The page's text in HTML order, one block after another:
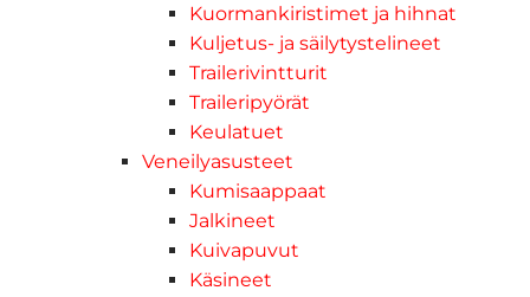
Kuormankiristimet ja hihnat
Kuljetus- ja säilytystelineet
Trailerivintturit
Traileripyörät
Keulatuet
Veneilyasusteet
Kumisaappaat
Jalkineet
Kuivapuvut
Käsineet